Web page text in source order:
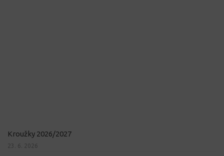
Kroužky 2026/2027
23. 6. 2026